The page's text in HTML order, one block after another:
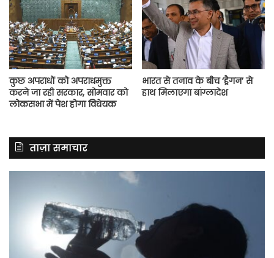
कुछ अपराधों को अपराधमुक्त
करने जा रही सरकार, सोमवार को
लोकसभा में पेश होगा विधेयक
भारत से तनाव के बीच ‘ड्रैगन’ से
हाथ मिलाएगा बांग्लादेश
ताज़ा समाचार